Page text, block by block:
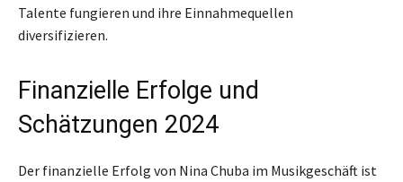
Talente fungieren und ihre Einnahmequellen
diversifizieren.
Finanzielle Erfolge und
Schätzungen 2024
Der finanzielle Erfolg von Nina Chuba im Musikgeschäft ist